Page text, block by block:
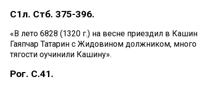
С1л. Стб. 375-396.
«В лето 6828 (1320 г.) на весне приездил в Кашин
Гаяпчар Татарин с Жидовином должником, много
тягости оучинили Кашину».
Рог. С.41.